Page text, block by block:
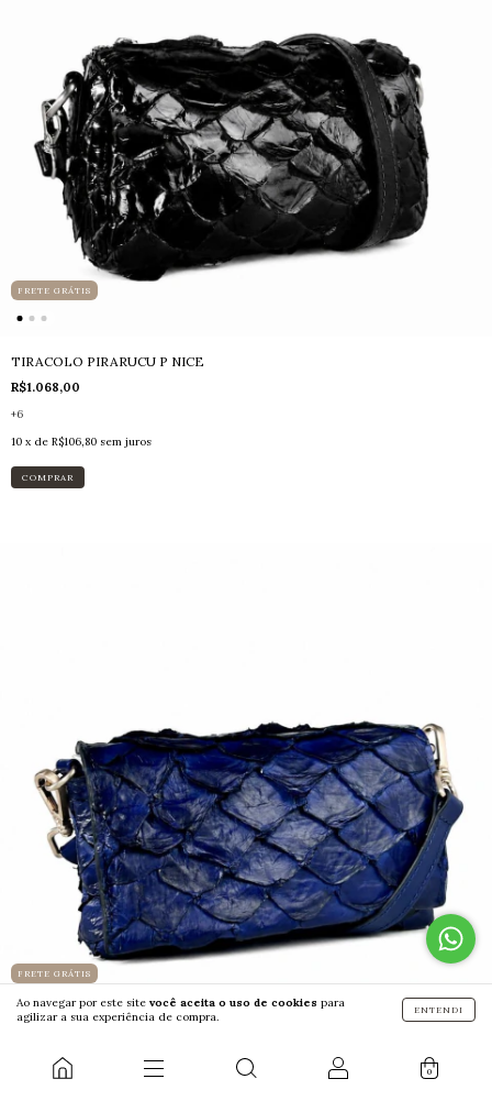
Ao navegar por este site você aceita o uso de cookies para
agilizar a sua experiência de compra.
ENTENDI
0
FRETE GRÁTIS
TIRACOLO PIRARUCU P NICE
R$1.068,00
+6
10 x de R$106,80 sem juros
COMPRAR
FRETE GRÁTIS
R$998,00